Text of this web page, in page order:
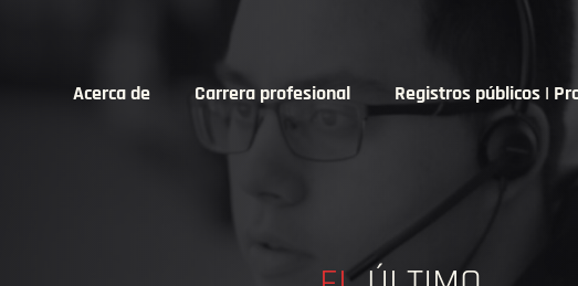
Acerca de Carrera profesional Registros públicos |